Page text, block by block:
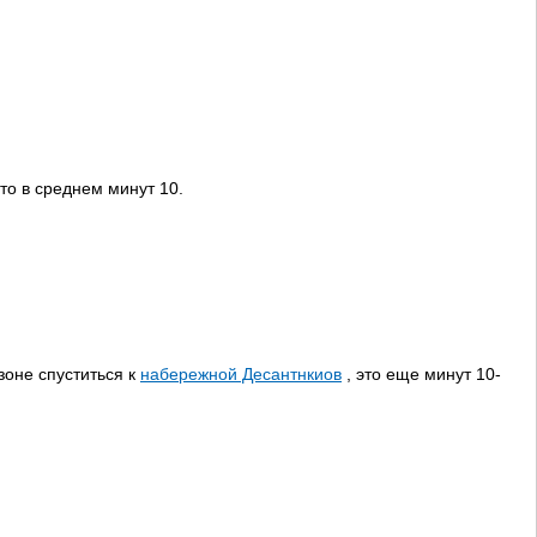
в среднем минут 10.
спуститься к набережной Десантнкиов , это еще минут 10-